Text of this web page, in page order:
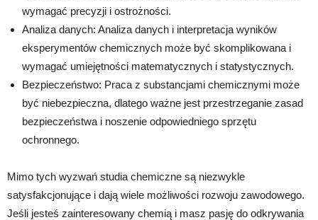
wymagać precyzji i ostrożności.
Analiza danych: Analiza danych i interpretacja wyników
eksperymentów chemicznych może być skomplikowana i
wymagać umiejętności matematycznych i statystycznych.
Bezpieczeństwo: Praca z substancjami chemicznymi może
być niebezpieczna, dlatego ważne jest przestrzeganie zasad
bezpieczeństwa i noszenie odpowiedniego sprzętu
ochronnego.
Mimo tych wyzwań studia chemiczne są niezwykle
satysfakcjonujące i dają wiele możliwości rozwoju zawodowego.
Jeśli jesteś zainteresowany chemią i masz pasję do odkrywania